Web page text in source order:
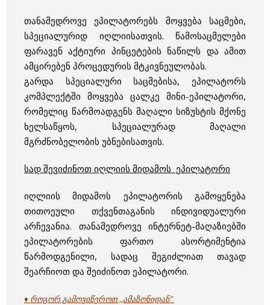
თანამედროვე ეპილატორებს მოყვება საცმები,
სპეციალურიდ იღლიისათვის. წამოსაცმელები
ფარავენ აქტიური პინცეტების ნაწილს და ამით
ამცირებენ პროცედურის მტკივნეულობას.
გარდა სპეციალური საცმებისა, ეპილატორს
კომპლექტში მოყვება ცალკე მინი-ეპილატორი,
რომელიც წარმოადგენს მაღალი სიზუსტის მქონე
ხელსაწყოს, სპეციალურად მაღალი
მგრძნობელობის უბნებისათვის.
სად შევიძინოთ იღლიის მიდამოს ეპილატორი
იღლიის მიდამოს ეპილატორის გამოყენება
თითოეული თქვენთაგანის ინდივიდუალური
არჩევანია. თანამედროვე ინტერნეტ-მაღაზიებში
ეპილატორების ფართო ასორტიმენტია
წარმოდგენილი, სადაც შეგიძლიათ თავად
შეარჩიოთ და შეიძინოთ ეპილატორი.
♦ როგორ გამოვიწეროთ ,,ამაზონიდან”